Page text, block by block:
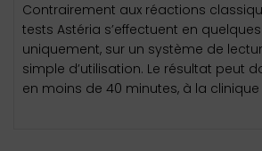
Contrairement aux réactions
tests Astéria s’effectuent en
uniquement, sur un système de
simple d’utilisation. Le résultat peut
en moins de 40 minutes, à la